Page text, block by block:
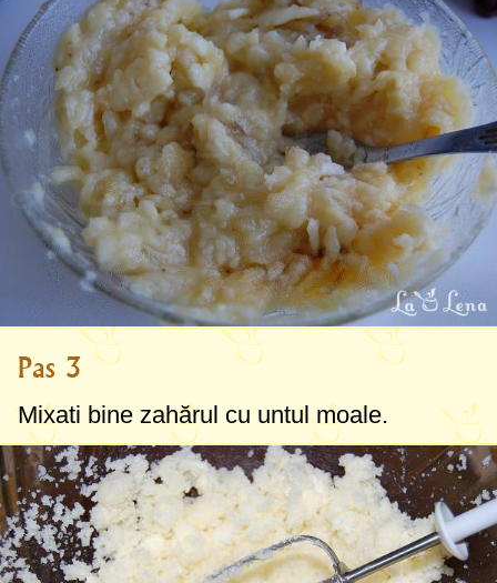
Pas 3
Mixati bine zahărul cu untul moale.